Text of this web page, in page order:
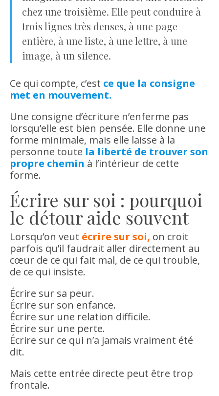
chez une troisième. Elle peut conduire à
trois lignes très denses, à une page
entière, à une liste, à une lettre, à une
image, à un silence.
Ce qui compte, c’est ce que la consigne
met en mouvement.
Une consigne d’écriture n’enferme pas
lorsqu’elle est bien pensée. Elle donne une
forme minimale, mais elle laisse à la
personne toute la liberté de trouver son
propre chemin à l’intérieur de cette
forme.
Écrire sur soi : pourquoi
le détour aide souvent
Lorsqu’on veut écrire sur soi, on croit
parfois qu’il faudrait aller directement au
cœur de ce qui fait mal, de ce qui trouble,
de ce qui insiste.
Écrire sur sa peur.
Écrire sur son enfance.
Écrire sur une relation difficile.
Écrire sur une perte.
Écrire sur ce qui n’a jamais vraiment été
dit.
Mais cette entrée directe peut être trop
frontale.